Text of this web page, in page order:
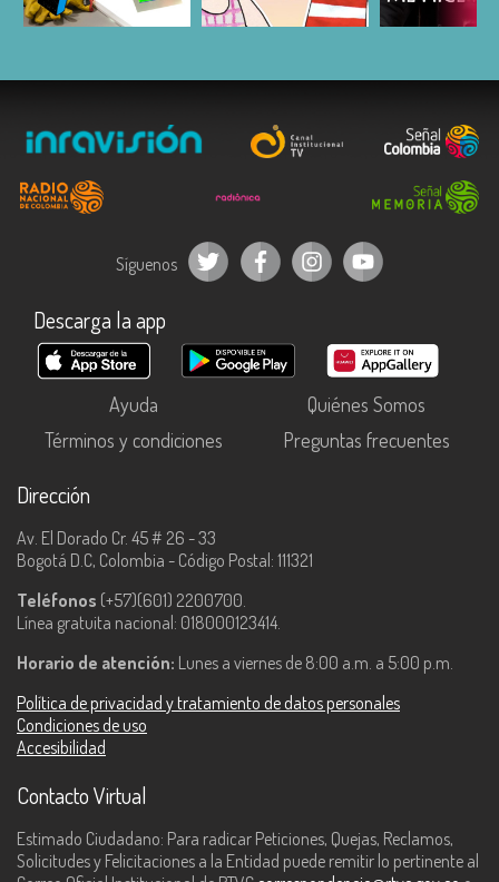
Síguenos
Descarga la app
Ayuda
Quiénes Somos
Términos y condiciones
Preguntas frecuentes
Dirección
Av. El Dorado Cr. 45 # 26 - 33
Bogotá D.C, Colombia - Código Postal: 111321
Teléfonos (+57)(601) 2200700.
Línea gratuita nacional: 018000123414.
Horario de atención: Lunes a viernes de 8:00 a.m. a 5:00 p.m.
Política de privacidad y tratamiento de datos personales
Condiciones de uso
Accesibilidad
Contacto Virtual
Estimado Ciudadano: Para radicar Peticiones, Quejas, Reclamos,
Solicitudes y Felicitaciones a la Entidad puede remitir lo pertinente al